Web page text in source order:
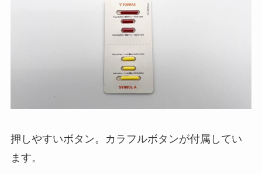
押しやすいボタン。カラフルボタンが付属してい
ます。